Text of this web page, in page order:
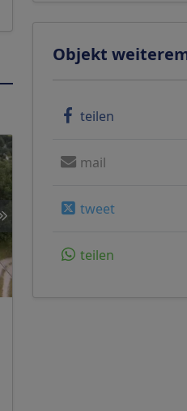
Objekt
teilen
mail
tweet
teilen